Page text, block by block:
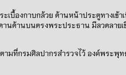
องกาบกล้วย ด้านหน้าประตูทางเข้า
านด้านบนตรงพระประธาน มีลวดลาย
ามที่กรมศิลปากรสำรวจไว้ องค์พระพุ